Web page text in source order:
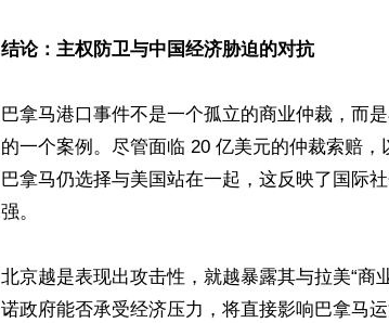
结论：主权防卫与中国经济胁迫的对抗
巴拿马港口事件不是一个孤立的商业仲裁，而
的一个案例。尽管面临 20 亿美元的仲裁索赔
巴拿马仍选择与美国站在一起，这反映了国际
强。
北京越是表现出攻击性，就越暴露其与拉美“商
诺政府能否承受经济压力，将直接影响巴拿马